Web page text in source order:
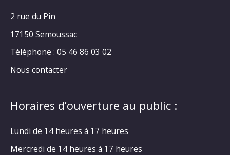
2 rue du Pin
17150 Semoussac
Téléphone : 05 46 86 03 02
Nous contacter
Horaires d’ouverture au public :
Lundi de 14 heures à 17 heures
Mercredi de 14 heures à 17 heures